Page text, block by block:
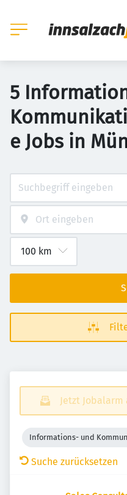
5
e Jobs in
Jetzt
Informations- und
Suche zurücksetzen